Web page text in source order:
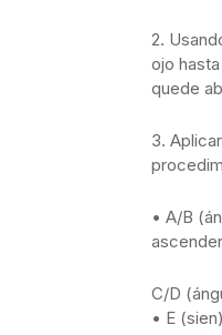
2.
ojo
quede
3.
• A/B
C/D
• E